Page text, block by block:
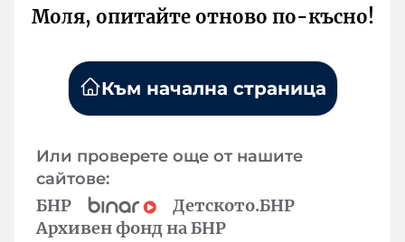
Моля, опитайте отново по-късно!
Към начална страница
Или проверете още от нашите
сайтове:
БНР
Детското.БНР
Архивен фонд на БНР